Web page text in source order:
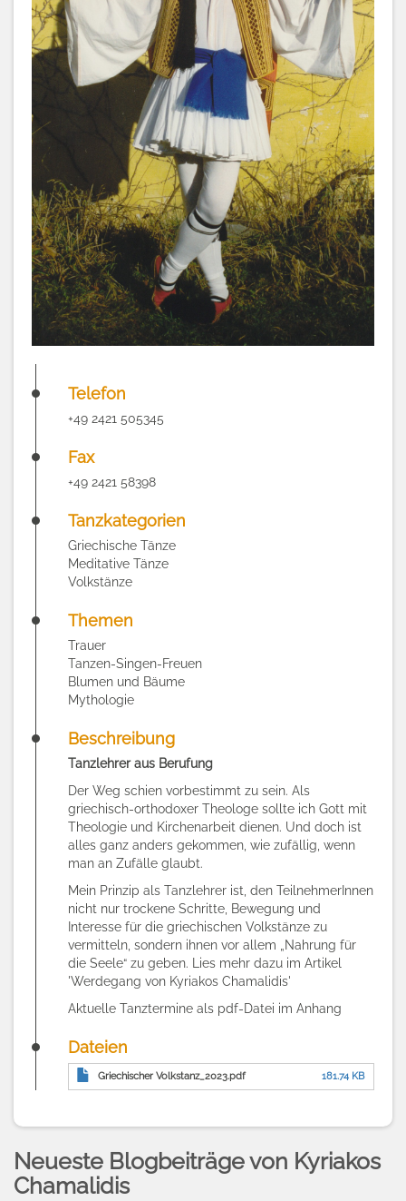
Telefon
+49 2421 505345
Fax
+49 2421 58398
Tanzkategorien
Griechische Tänze
Meditative Tänze
Volkstänze
Themen
Trauer
Tanzen-Singen-Freuen
Blumen und Bäume
Mythologie
Beschreibung
Tanzlehrer aus Berufung
Der Weg schien vorbestimmt zu sein. Als
griechisch-orthodoxer Theologe sollte ich Gott mit
Theologie und Kirchenarbeit dienen. Und doch ist
alles ganz anders gekommen, wie zufällig, wenn
man an Zufälle glaubt.
Mein Prinzip als Tanzlehrer ist, den TeilnehmerInnen
nicht nur trockene Schritte, Bewegung und
Interesse für die griechischen Volkstänze zu
vermitteln, sondern ihnen vor allem „Nahrung für
die Seele“ zu geben. Lies mehr dazu im Artikel
'Werdegang von Kyriakos Chamalidis'
Aktuelle Tanztermine als pdf-Datei im Anhang
Dateien
Griechischer Volkstanz_2023.pdf 181.74 KB
Neueste Blogbeiträge von Kyriakos
Chamalidis